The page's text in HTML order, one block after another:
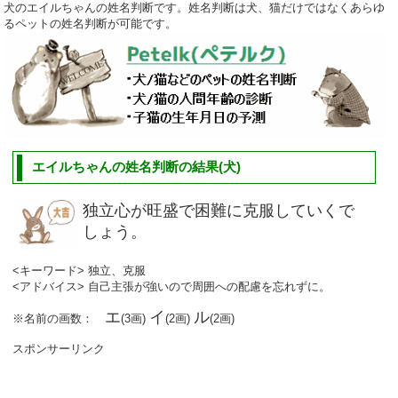
犬のエイルちゃんの姓名判断です。姓名判断は犬、猫だけではなくあらゆ
るペットの姓名判断が可能です。
エイルちゃんの姓名判断の結果(犬)
独立心が旺盛で困難に克服していくで
しょう。
<キーワード> 独立、克服
<アドバイス> 自己主張が強いので周囲への配慮を忘れずに。
※名前の画数： エ(3画) イ(2画) ル(2画)
スポンサーリンク